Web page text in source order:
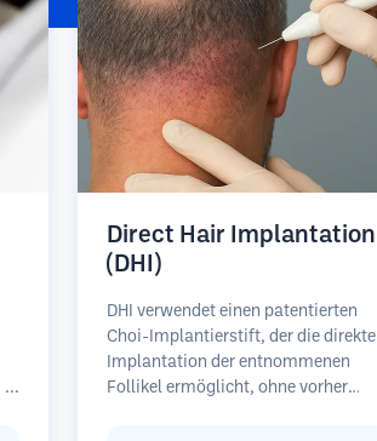
Direct Hair Implantation
(DHI)
DHI verwendet einen patentierten
Choi-Implantierstift, der die direkte
Implantation der entnommenen
Follikel ermöglicht, ohne vorher